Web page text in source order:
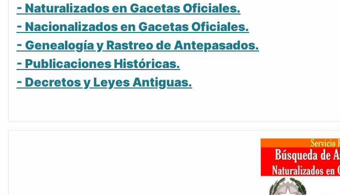
- Naturalizados en Gacetas Oficiales.
- Nacionalizados en Gacetas Oficiales.
- Genealogía y Rastreo de Antepasados.
- Publicaciones Históricas.
- Decretos y Leyes Antiguas.